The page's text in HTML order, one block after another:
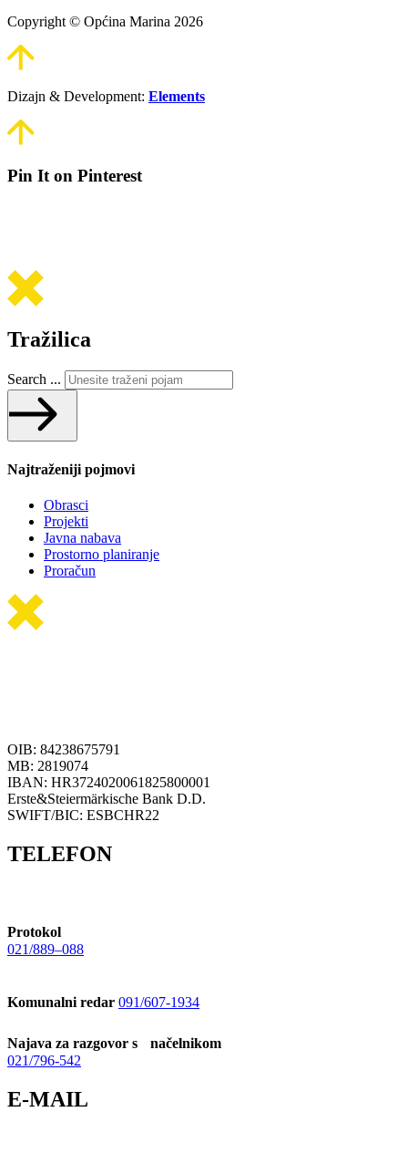
Copyright © Općina Marina 2026
Dizajn & Development: Elements
Pin It on Pinterest
Tražilica
Search ...
Najtraženiji pojmovi
Obrasci
Projekti
Javna nabava
Prostorno planiranje
Proračun
OIB: 84238675791
MB: 2819074
IBAN: HR3724020061825800001
Erste&Steiermärkische Bank D.D.
SWIFT/BIC: ESBCHR22
TELEFON
Protokol
021/889–088
Komunalni redar 091/607-1934
Najava za razgovor s načelnikom
021/796-542
E-MAIL